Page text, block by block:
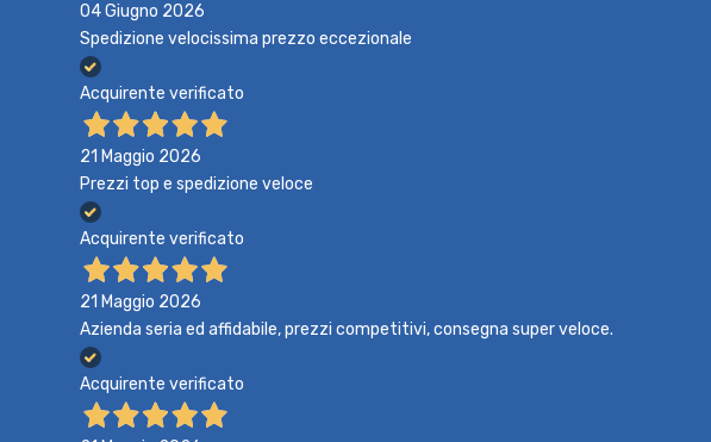
04 Giugno 2026
Spedizione velocissima prezzo eccezionale
Acquirente verificato
21 Maggio 2026
Prezzi top e spedizione veloce
Acquirente verificato
21 Maggio 2026
Azienda seria ed affidabile, prezzi competitivi, consegna super veloce.
Acquirente verificato